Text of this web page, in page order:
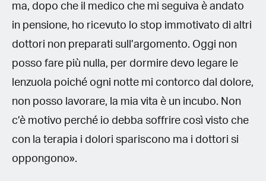
ma, dopo che il medico che mi seguiva è andato
in pensione, ho ricevuto lo stop immotivato di altri
dottori non preparati sull’argomento. Oggi non
posso fare più nulla, per dormire devo legare le
lenzuola poiché ogni notte mi contorco dal dolore,
non posso lavorare, la mia vita è un incubo. Non
c’è motivo perché io debba soffrire così visto che
con la terapia i dolori spariscono ma i dottori si
oppongono».